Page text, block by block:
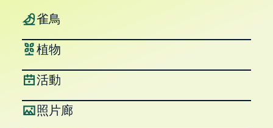
雀鳥
植物
活動
照片廊